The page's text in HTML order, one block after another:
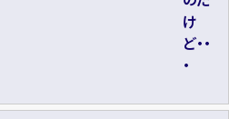
け
ど・・
・